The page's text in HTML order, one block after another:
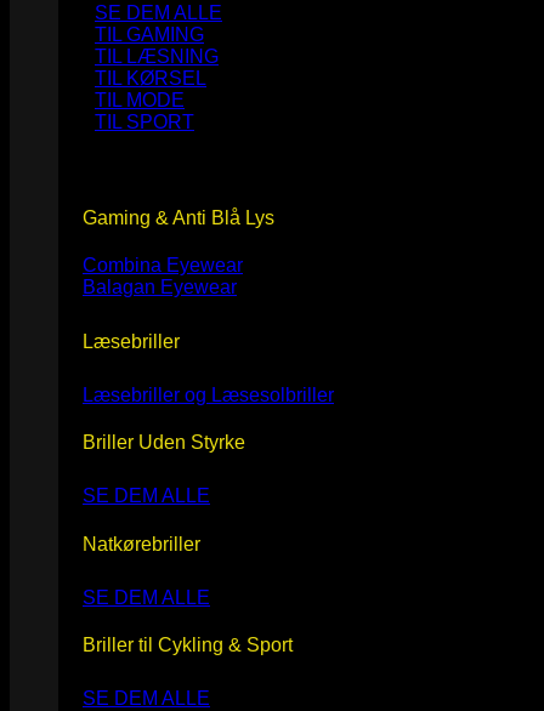
SE DEM ALLE
TIL GAMING
TIL LÆSNING
TIL KØRSEL
TIL MODE
TIL SPORT
Gaming & Anti Blå Lys
Combina Eyewear
Balagan Eyewear
Læsebriller
Læsebriller og Læsesolbriller
Briller Uden Styrke
SE DEM ALLE
Natkørebriller
SE DEM ALLE
Briller til Cykling & Sport
SE DEM ALLE